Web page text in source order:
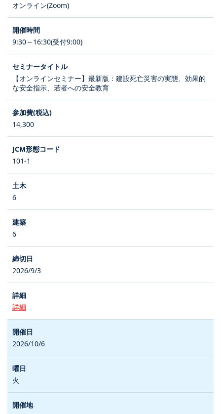
オンライン(Zoom)
9:30～16:30(受付9:00)
【オンラインセミナー】最新版：建設死亡災害の実態、効果的
な安全指示、若者への安全教育
14,300
101-1
6
6
2026/9/3
詳細
2026/10/6
火